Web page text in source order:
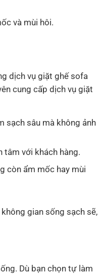
và mùi hôi.
dịch vụ giặt ghế sofa
cung cấp dịch vụ giặt
sạch sâu mà không ảnh
tâm với khách hàng.
còn ẩm mốc hay mùi
gian sống sạch sẽ,
Dù bạn chọn tự làm